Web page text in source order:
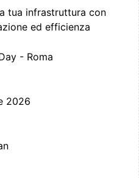
tua infrastruttura con
ed efficienza
- Roma
2026